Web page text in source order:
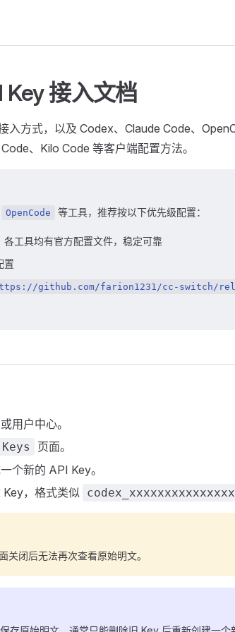
Key 接入文档
方式，以及 Codex、Claude Code、
、Kilo Code 等客户端配置方法。
OpenCode 等工具，推荐按以下优先级配置：
各工具均有官方配置文件，稳定可靠
置
github.com/farion1231/cc-switch/
用户中心。
页面。
个新的 API Key。
，格式类似
关闭后无法再次查看原始明文。